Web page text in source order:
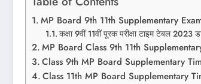
MP Board 9th 11th Supplementary
कक्षा 9वीं 11वीं पूरक परीक्षा टाइम टेबल
MP Board Class 9th 11th
Class 9th MP Board Supplementary
Class 11th MP Board Supplementary